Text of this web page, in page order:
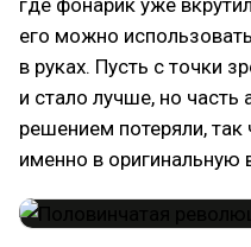
его можно
в руках. Пусть с точки
и стало лучше, но
решением потеряли,
именно в оригинальную